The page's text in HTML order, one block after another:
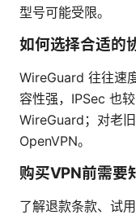
型号可能受限。
如何选择合适的
WireGuard 往往速
容性强，IPSec 也
WireGuard；对老
OpenVPN。
购买VPN前需要
了解退款条款、试